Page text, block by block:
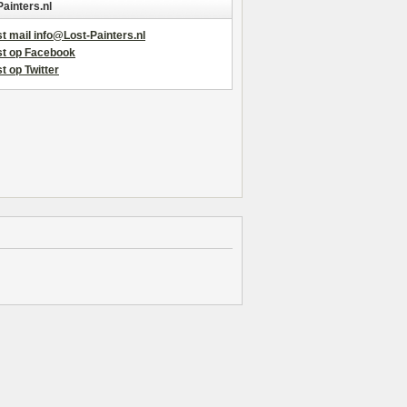
mail info@Lost-Painters.nl
op Facebook
op Twitter